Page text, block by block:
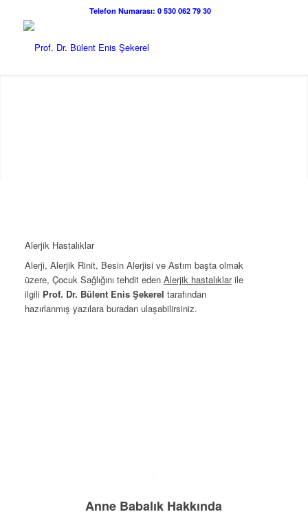
Telefon Numarası: 0 530 062 79 30
Alerjik Hastalıklar
Alerji, Alerjik Rinit, Besin Alerjisi ve Astım başta olmak
üzere, Çocuk Sağlığını tehdit eden Alerjik hastalıklarile
ilgili Prof. Dr. Bülent Enis Şekerel tarafından
hazırlanmış yazılara buradan ulaşabilirsiniz.
Anne Babalık Hakkında